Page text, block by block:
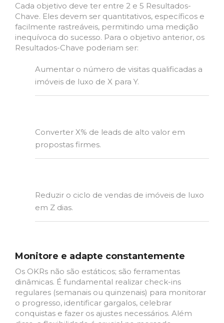
Cada objetivo deve ter entre 2 e 5 Resultados-
Chave. Eles devem ser quantitativos, específicos e
facilmente rastreáveis, permitindo uma medição
inequívoca do sucesso. Para o objetivo anterior, os
Resultados-Chave poderiam ser:
Aumentar o número de visitas qualificadas a
imóveis de luxo de X para Y.
Converter X% de leads de alto valor em
propostas firmes.
Reduzir o ciclo de vendas de imóveis de luxo
em Z dias.
Monitore e adapte constantemente
Os OKRs não são estáticos; são ferramentas
dinâmicas. É fundamental realizar check-ins
regulares (semanais ou quinzenais) para monitorar
o progresso, identificar gargalos, celebrar
conquistas e fazer os ajustes necessários. Além